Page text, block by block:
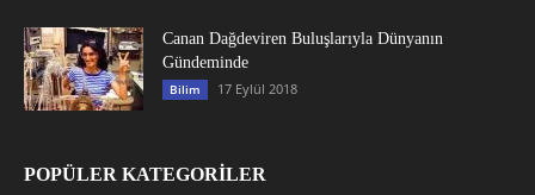
Canan Dağdeviren Buluşlarıyla Dünyanın
Gündeminde
Bilim 17 Eylül 2018
POPÜLER KATEGORİLER